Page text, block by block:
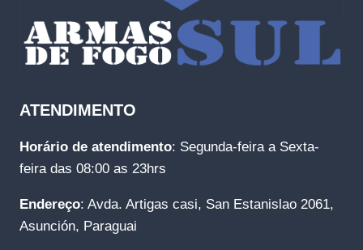
ATENDIMENTO
Horário de atendimento: Segunda-feira a Sexta-
feira das 08:00 as 23hrs
Endereço: Avda. Artigas casi, San Estanislao 2061,
Asunción, Paraguai